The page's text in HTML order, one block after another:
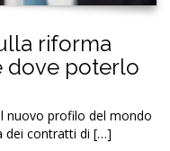
riforma
dove poterlo
nuovo profilo del mondo
dei contratti di […]